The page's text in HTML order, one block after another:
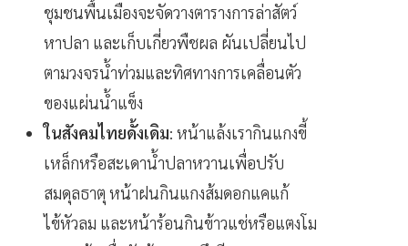
ชุมชนพื้นเมืองจะจัดวางตารางการล่าสัตว์
หาปลา และเก็บเกี่ยวพืชผล ผันเปลี่ยนไป
ตามวงจรน้ำท่วมและทิศทางการเคลื่อนตัว
ของแผ่นน้ำแข็ง
ในสังคมไทยดั้งเดิม: หน้าแล้งเรากินแกงขี้
เหล็กหรือสะเดาน้ำปลาหวานเพื่อปรับ
สมดุลธาตุ หน้าฝนกินแกงส้มดอกแคแก้
ไข้หัวลม และหน้าร้อนกินข้าวแช่หรือแตงโม